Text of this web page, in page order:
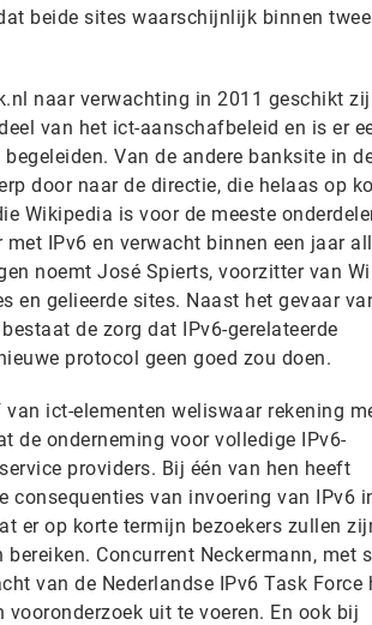
beide sites waarschijnlijk binnen
naar verwachting in 2011 geschikt
van het ict-aanschafbeleid en is er
Van de andere banksite in
door naar de directie, die helaas op
Wikipedia is voor de meeste
IPv6 en verwacht binnen een jaar
noemt José Spierts, voorzitter van
en gelieerde sites. Naast het gevaar
de zorg dat IPv6-gerelateerde
protocol geen goed zou doen.
ict-elementen weliswaar rekening
de onderneming voor volledige IPv6-
providers. Bij één van hen heeft
consequenties van invoering van IPv6
er op korte termijn bezoekers zullen
Concurrent Neckermann, met
van de Nederlandse IPv6 Task Force
uit te voeren. En ook bij